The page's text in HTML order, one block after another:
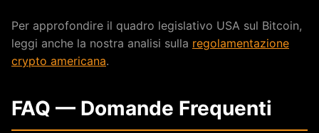
Per approfondire il quadro legislativo USA sul Bitcoin,
leggi anche la nostra analisi sulla regolamentazione
crypto americana.
FAQ — Domande Frequenti